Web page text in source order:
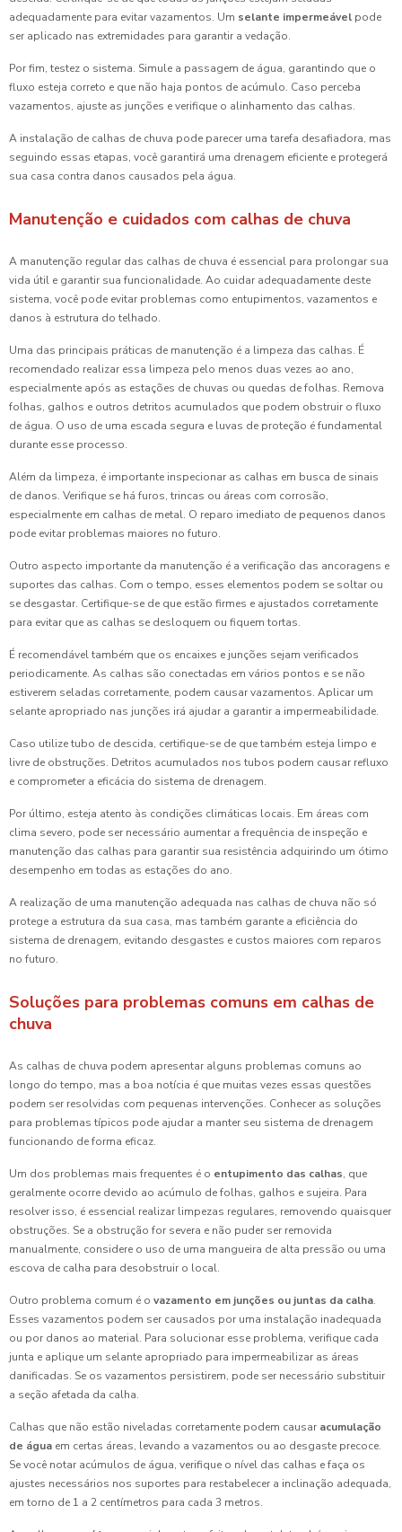
adequadamente para evitar vazamentos. Um selante impermeável pode
ser aplicado nas extremidades para garantir a vedação.
Por fim, testez o sistema. Simule a passagem de água, garantindo que o
fluxo esteja correto e que não haja pontos de acúmulo. Caso perceba
vazamentos, ajuste as junções e verifique o alinhamento das calhas.
A instalação de calhas de chuva pode parecer uma tarefa desafiadora, mas
seguindo essas etapas, você garantirá uma drenagem eficiente e protegerá
sua casa contra danos causados pela água.
Manutenção e cuidados com calhas de chuva
A manutenção regular das calhas de chuva é essencial para prolongar sua
vida útil e garantir sua funcionalidade. Ao cuidar adequadamente deste
sistema, você pode evitar problemas como entupimentos, vazamentos e
danos à estrutura do telhado.
Uma das principais práticas de manutenção é a limpeza das calhas. É
recomendado realizar essa limpeza pelo menos duas vezes ao ano,
especialmente após as estações de chuvas ou quedas de folhas. Remova
folhas, galhos e outros detritos acumulados que podem obstruir o fluxo
de água. O uso de uma escada segura e luvas de proteção é fundamental
durante esse processo.
Além da limpeza, é importante inspecionar as calhas em busca de sinais
de danos. Verifique se há furos, trincas ou áreas com corrosão,
especialmente em calhas de metal. O reparo imediato de pequenos danos
pode evitar problemas maiores no futuro.
Outro aspecto importante da manutenção é a verificação das ancoragens e
suportes das calhas. Com o tempo, esses elementos podem se soltar ou
se desgastar. Certifique-se de que estão firmes e ajustados corretamente
para evitar que as calhas se desloquem ou fiquem tortas.
É recomendável também que os encaixes e junções sejam verificados
periodicamente. As calhas são conectadas em vários pontos e se não
estiverem seladas corretamente, podem causar vazamentos. Aplicar um
selante apropriado nas junções irá ajudar a garantir a impermeabilidade.
Caso utilize tubo de descida, certifique-se de que também esteja limpo e
livre de obstruções. Detritos acumulados nos tubos podem causar refluxo
e comprometer a eficácia do sistema de drenagem.
Por último, esteja atento às condições climáticas locais. Em áreas com
clima severo, pode ser necessário aumentar a frequência de inspeção e
manutenção das calhas para garantir sua resistência adquirindo um ótimo
desempenho em todas as estações do ano.
A realização de uma manutenção adequada nas calhas de chuva não só
protege a estrutura da sua casa, mas também garante a eficiência do
sistema de drenagem, evitando desgastes e custos maiores com reparos
no futuro.
Soluções para problemas comuns em calhas de
chuva
As calhas de chuva podem apresentar alguns problemas comuns ao
longo do tempo, mas a boa notícia é que muitas vezes essas questões
podem ser resolvidas com pequenas intervenções. Conhecer as soluções
para problemas típicos pode ajudar a manter seu sistema de drenagem
funcionando de forma eficaz.
Um dos problemas mais frequentes é o entupimento das calhas, que
geralmente ocorre devido ao acúmulo de folhas, galhos e sujeira. Para
resolver isso, é essencial realizar limpezas regulares, removendo quaisquer
obstruções. Se a obstrução for severa e não puder ser removida
manualmente, considere o uso de uma mangueira de alta pressão ou uma
escova de calha para desobstruir o local.
Outro problema comum é o vazamento em junções ou juntas da calha.
Esses vazamentos podem ser causados por uma instalação inadequada
ou por danos ao material. Para solucionar esse problema, verifique cada
junta e aplique um selante apropriado para impermeabilizar as áreas
danificadas. Se os vazamentos persistirem, pode ser necessário substituir
a seção afetada da calha.
Calhas que não estão niveladas corretamente podem causar acumulação
de água em certas áreas, levando a vazamentos ou ao desgaste precoce.
Se você notar acúmulos de água, verifique o nível das calhas e faça os
ajustes necessários nos suportes para restabelecer a inclinação adequada,
em torno de 1 a 2 centímetros para cada 3 metros.